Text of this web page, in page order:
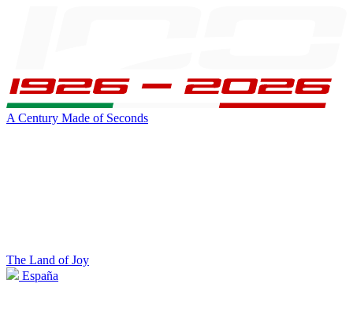
A Century Made of Seconds
The Land of Joy
España